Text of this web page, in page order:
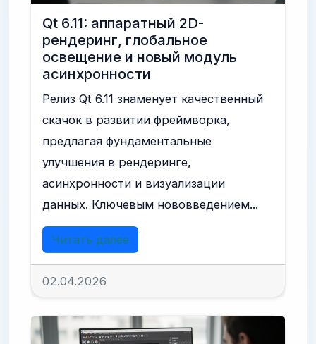
Qt 6.11: аппаратный 2D-
рендеринг, глобальное
освещение и новый модуль
асинхронности
Релиз Qt 6.11 знаменует качественный
скачок в развитии фреймворка,
предлагая фундаментальные
улучшения в рендеринге,
асинхронности и визуализации
данных. Ключевым нововведением...
Читать далее
02.04.2026